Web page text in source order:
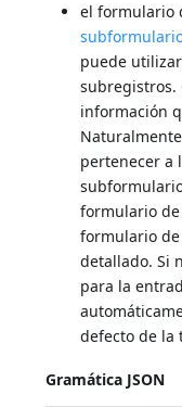
el formulario
puede
subregistros.
información
pertenecer a
formulario
formulario
detallado. Si
para la
defecto de la
Gramática JSON